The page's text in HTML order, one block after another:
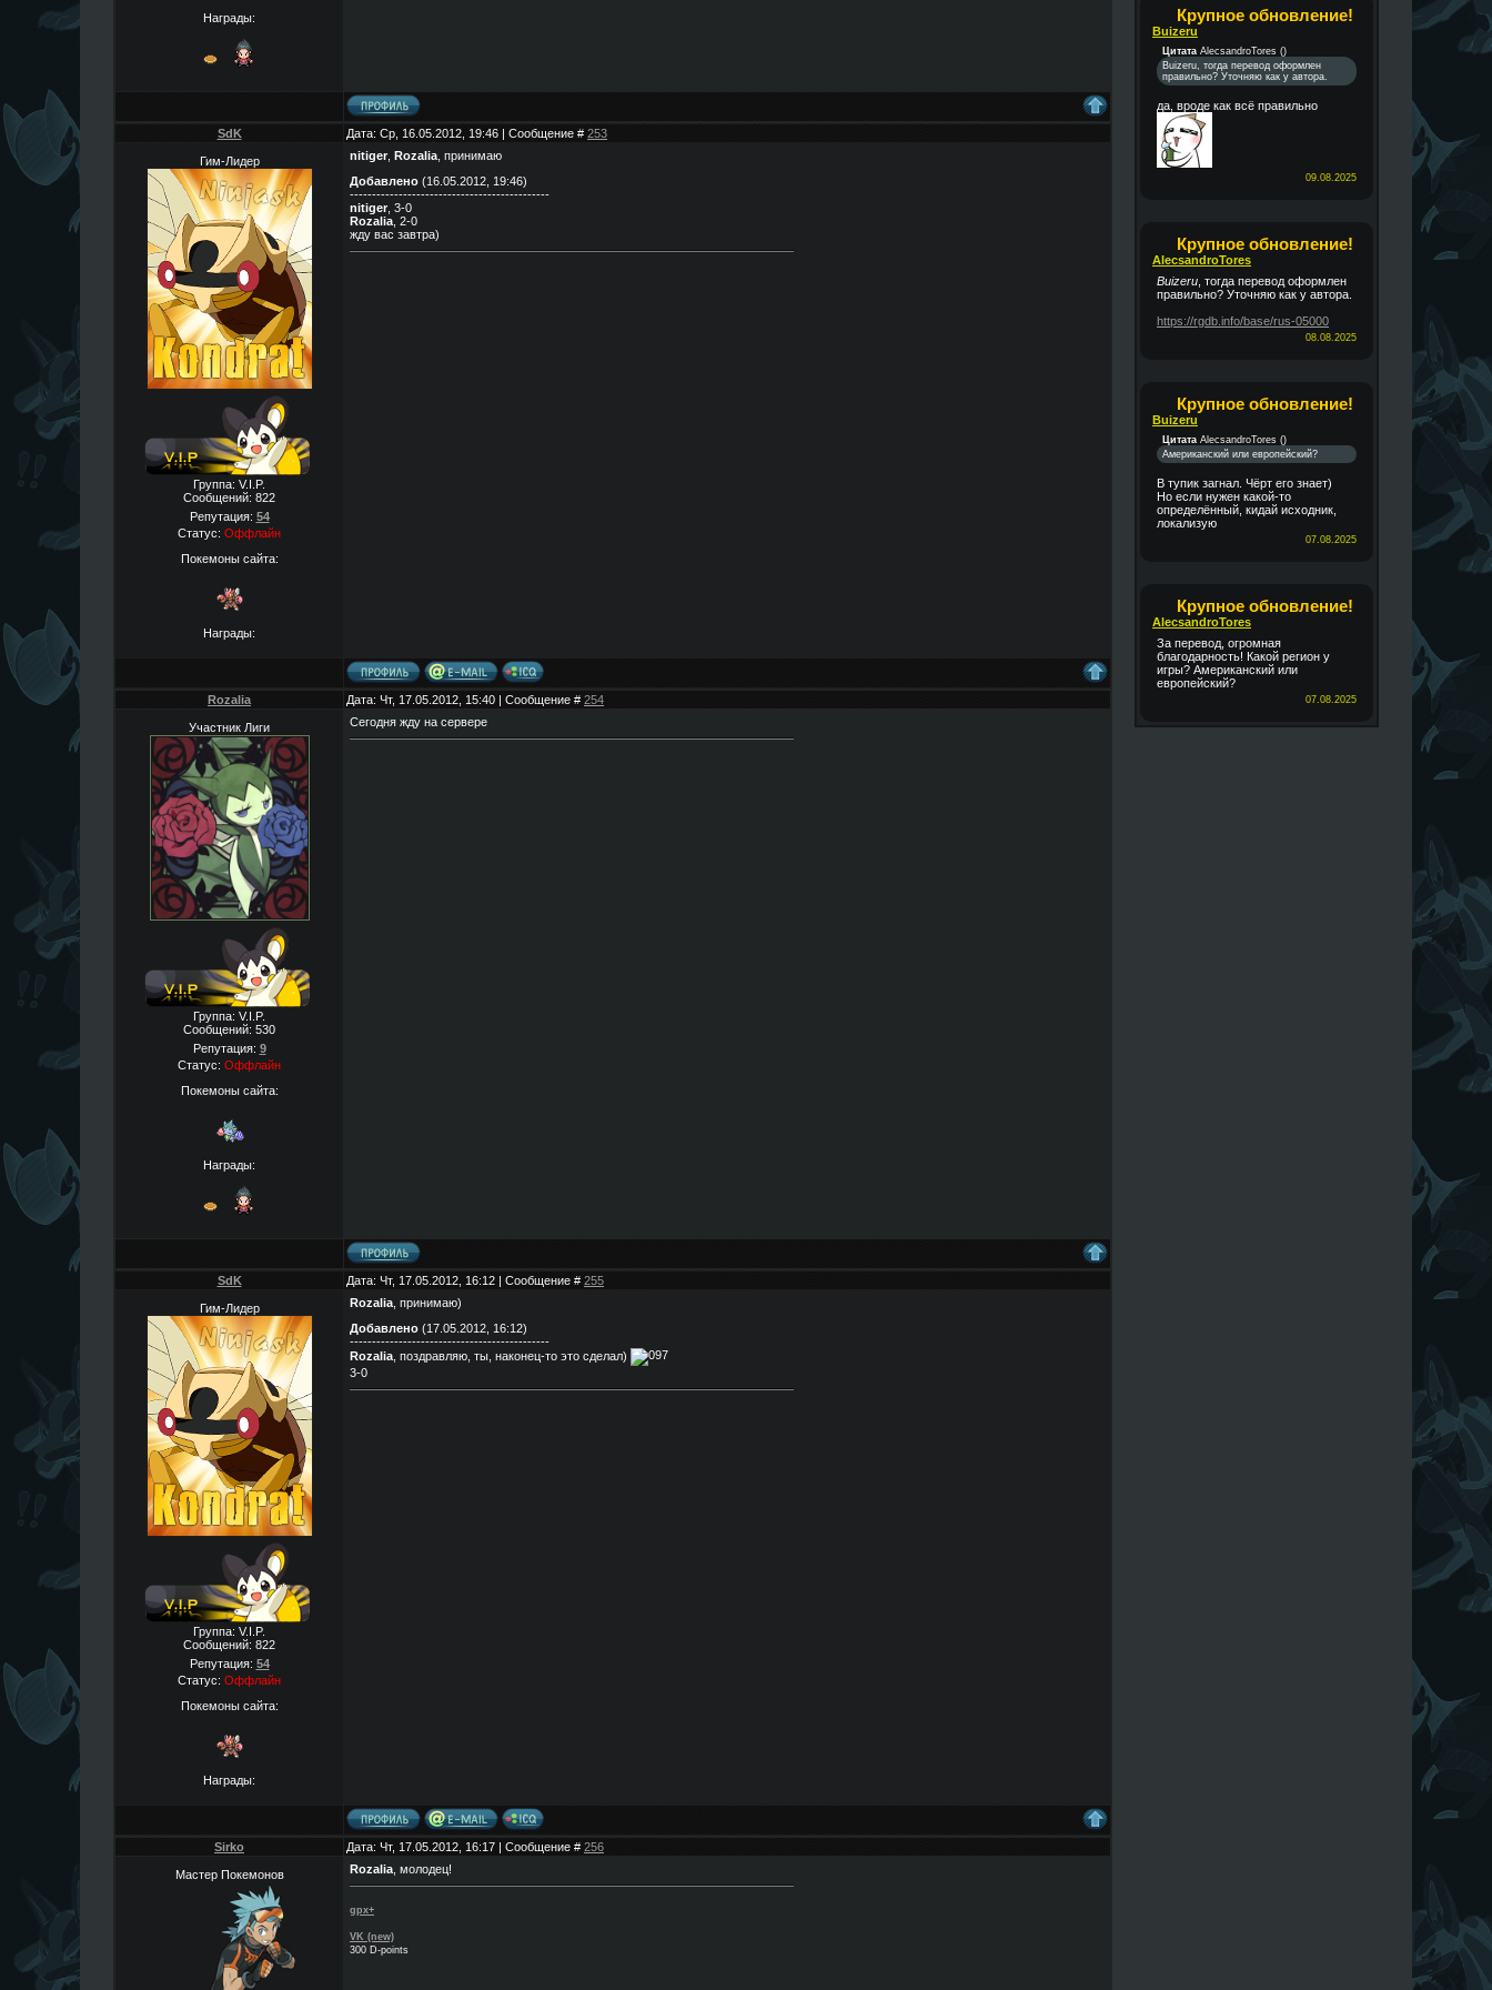
Крупное обновление!
Buizeru
Цитата AlecsandroTores ()
Buizeru, тогда перевод оформлен
правильно? Уточняю как у автора.
да, вроде как всё правильно
09.08.2025
Крупное обновление!
AlecsandroTores
Buizeru , тогда перевод оформлен
правильно? Уточняю как у автора.
https://rgdb.info/base/rus-05000
08.08.2025
Крупное обновление!
Buizeru
Цитата AlecsandroTores ()
Американский или европейский?
В тупик загнал. Чёрт его знает)
Но если нужен какой-то
определённый, кидай исходник,
локализую
07.08.2025
Крупное обновление!
AlecsandroTores
За перевод, огромная
благодарность! Какой регион у
игры? Американский или
европейский?
07.08.2025
Награды:
SdK Дата: Ср, 16.05.2012, 19:46 | Сообщение # 253
Гим-Лидер
Группа: V.I.P.
Сообщений: 822
Репутация: 54
Статус: Оффлайн
Покемоны сайта:
Награды:
nitiger Rozalia , принимаю
Добавлено (16.05.2012, 19:46)
---------------------------------------------
nitiger , 3-0
Rozalia , 2-0
жду вас завтра)
Rozalia Дата: Чт, 17.05.2012, 15:40 | Сообщение # 254
Участник Лиги
Группа: V.I.P.
Сообщений: 530
Репутация: 9
Статус: Оффлайн
Покемоны сайта:
Награды:
Сегодня жду на сервере
SdK Дата: Чт, 17.05.2012, 16:12 | Сообщение # 255
Гим-Лидер
Группа: V.I.P.
Сообщений: 822
Репутация: 54
Статус: Оффлайн
Покемоны сайта:
Награды:
Rozalia , принимаю)
Добавлено (17.05.2012, 16:12)
---------------------------------------------
Rozalia , поздравляю, ты, наконец-то это сделал)
3-0
Sirko Дата: Чт, 17.05.2012, 16:17 | Сообщение # 256
Мастер Покемонов Rozalia , молодец!
gpx+
VK (new)
300 D-points